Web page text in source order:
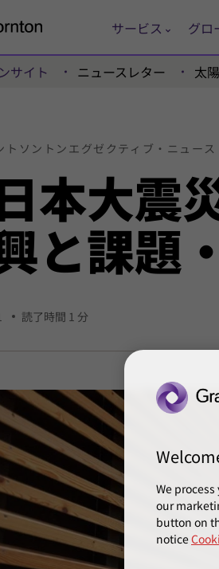
サービス グロ
サイト ニュースレター 太
本大震
と課題
トソントン エグゼクティブ・ ニュース
読了時間 1 分
We
our
button on
notice